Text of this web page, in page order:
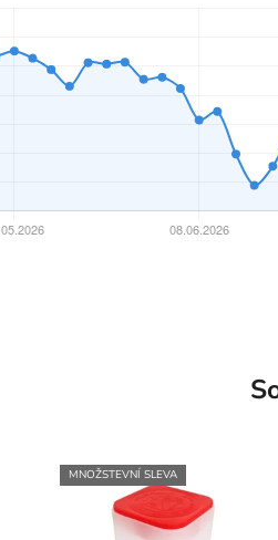
MNOŽSTEVNÍ SLEVA